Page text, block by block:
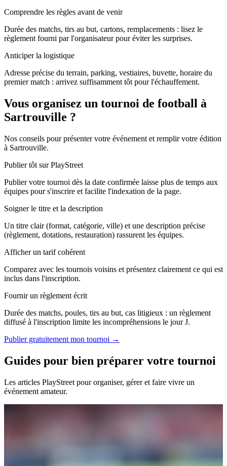
Comprendre les règles avant de venir
Durée des matchs, tirs au but, cartons, remplacements : lisez le
règlement fourni par l'organisateur pour éviter les surprises.
Anticiper la logistique
Adresse précise du terrain, parking, vestiaires, buvette, horaire du
premier match : arrivez suffisamment tôt pour l'échauffement.
Vous organisez un tournoi de football à
Sartrouville ?
Nos conseils pour présenter votre événement et remplir votre édition
à Sartrouville.
Publier tôt sur PlayStreet
Publier votre tournoi dès la date confirmée laisse plus de temps aux
équipes pour s'inscrire et facilite l'indexation de la page.
Soigner le titre et la description
Un titre clair (format, catégorie, ville) et une description précise
(règlement, dotations, restauration) rassurent les équipes.
Afficher un tarif cohérent
Comparez avec les tournois voisins et présentez clairement ce qui est
inclus dans l'inscription.
Fournir un règlement écrit
Durée des matchs, poules, tirs au but, cas litigieux : un règlement
diffusé à l'inscription limite les incompréhensions le jour J.
Publier gratuitement mon tournoi →
Guides pour bien préparer votre tournoi
Les articles PlayStreet pour organiser, gérer et faire vivre un
événement amateur.